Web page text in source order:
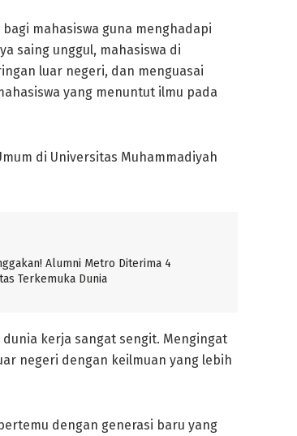
mahasiswa guna menghadapi
saing unggul, mahasiswa di
luar negeri, dan menguasai
yang menuntut ilmu pada
di Universitas Muhammadiyah
Alumni Metro Diterima 4
Terkemuka Dunia
kerja sangat sengit. Mengingat
negeri dengan keilmuan yang lebih
dengan generasi baru yang